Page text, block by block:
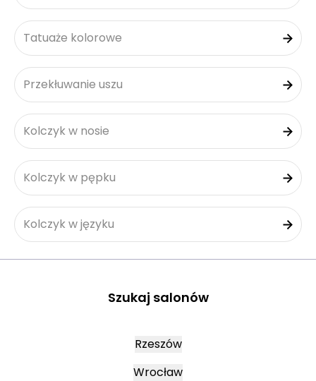
Tatuaże kolorowe
Przekłuwanie uszu
Kolczyk w nosie
Kolczyk w pępku
Kolczyk w języku
Szukaj salonów
Rzeszów
Wrocław